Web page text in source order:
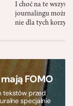
I choć na te
journalingu można
nie dla tych
FOMO
tekstów przed
specjalnie